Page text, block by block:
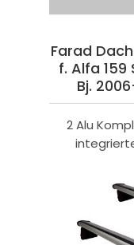
Farad
f. Alfa
Bj.
2 Alu